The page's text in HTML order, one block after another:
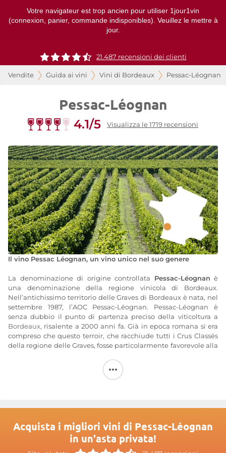
Votre navigateur est trop ancien pour utiliser 1jour1vin
(connexion, panier, commande indisponibles). Veuillez le mettre à
jour.
21.487 recensioni dei clienti
Vendite Guida ai vini Vini di Bordeaux Pessac-Léognan
Pessac-Léognan
4.1/5 Visualizza le 1719 recensioni
Il vino Pessac Léognan, un vino unico nel suo genere
La denominazione di origine controllata Pessac-Léognan è
una denominazione della regione vinicola di Bordeaux.
Nell’antichissimo territorio delle Graves di Bordeaux è nata, nel
settembre 1987, l’AOC Pessac-Léognan. Pessac-Léognan è
senza dubbio il punto di partenza preciso della viticoltura a
Bordeaux, risalente a 2000 anni fa. Già in epoca romana si era
compreso che questo terroir, che racchiude tutti i Crus Classés
della regione delle Graves, fosse particolarmente favorevole alla
ettari e la produzione annuale ammonta a circa 70.000 ettolitri.
Tra i Pessac-Léognan di grande fama spicca lo
Vitigni selezionati con cura
La denominazione AOC Péssac Léognan è una delle poche a
Acquista i migliori vini di Pessac-Léognan
in un'asta privata!